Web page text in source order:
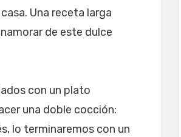
Una receta larga
de este dulce
con un plato
una doble cocción:
lo terminaremos con un